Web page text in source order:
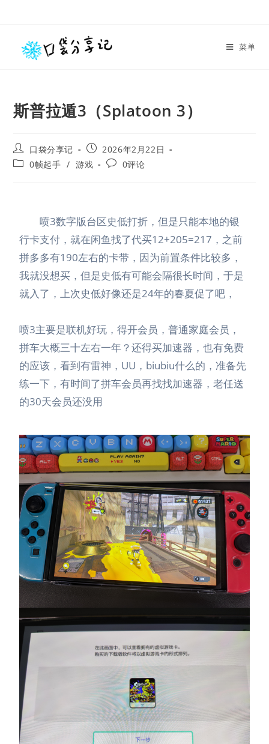
菜单
斯普拉遁3（Splatoon 3）
口袋分享记
2026年2月22日
0帧起手 / 游戏 0评论
喷3数字版台区史低打折，但是只能本地的银
行卡支付，就在闲鱼找了代买12+205=217，之前
拼多多有190左右的卡带，因为前置条件比较多，
我就没想买，但是史低有可能会隔很长时间，于是
就入了，上次史低好像还是24年的春夏促了吧，
喷3主要是联机好玩，得开会员，普通家庭会员，
拼车大概三十左右一年？还得买加速器，也有免费
的应该，看到有雷神，UU，biubiu什么的，准备先
练一下，有时间了拼车会员再找找加速器，老任送
的30天会员还没用